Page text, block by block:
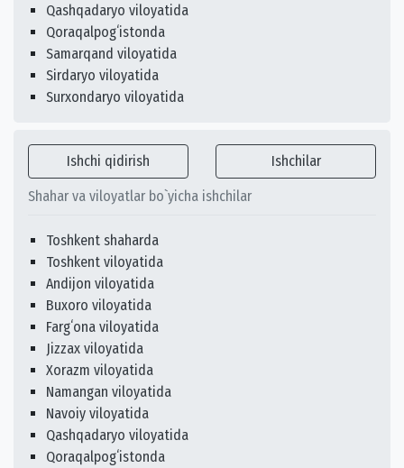
Qashqadaryo viloyatida
Qoraqalpogʻistonda
Samarqand viloyatida
Sirdaryo viloyatida
Surxondaryo viloyatida
Ishchi qidirish Ishchilar
Shahar va viloyatlar bo`yicha ishchilar
Toshkent shaharda
Toshkent viloyatida
Andijon viloyatida
Buxoro viloyatida
Fargʻona viloyatida
Jizzax viloyatida
Xorazm viloyatida
Namangan viloyatida
Navoiy viloyatida
Qashqadaryo viloyatida
Qoraqalpogʻistonda